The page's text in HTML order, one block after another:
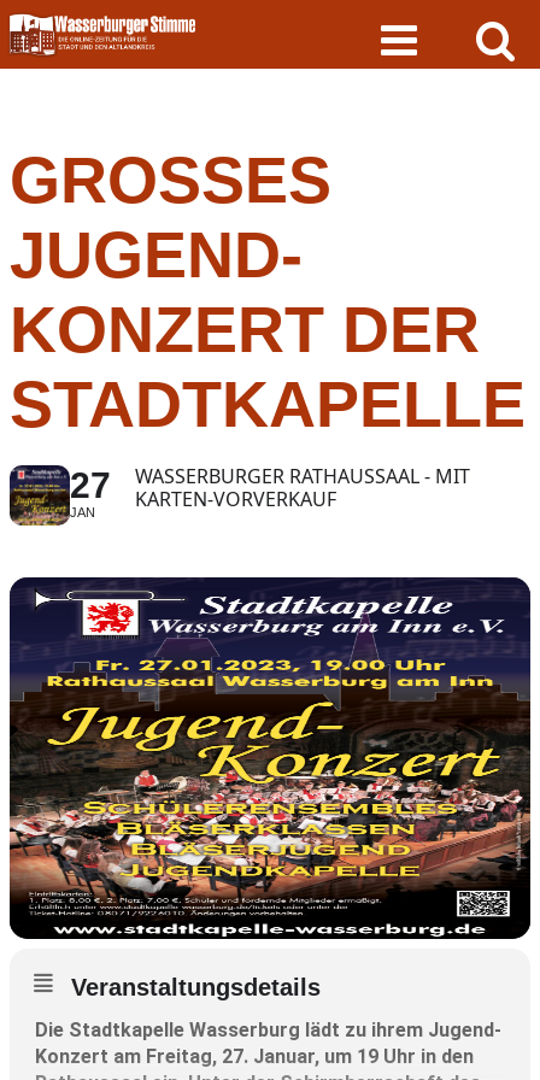
Skip
to
content
GROSSES J
UGEND-K
ONZERT DER S
TADTKAPELLE
27
JAN
WASSERBURGER RATHAUSSAAL - MIT
KARTEN-VORVERKAUF
Veranstaltungsdetails
Die Stadtkapelle Wasserburg lädt zu ihrem Jugend-
Konzert am Freitag, 27. Januar, um 19 Uhr in den